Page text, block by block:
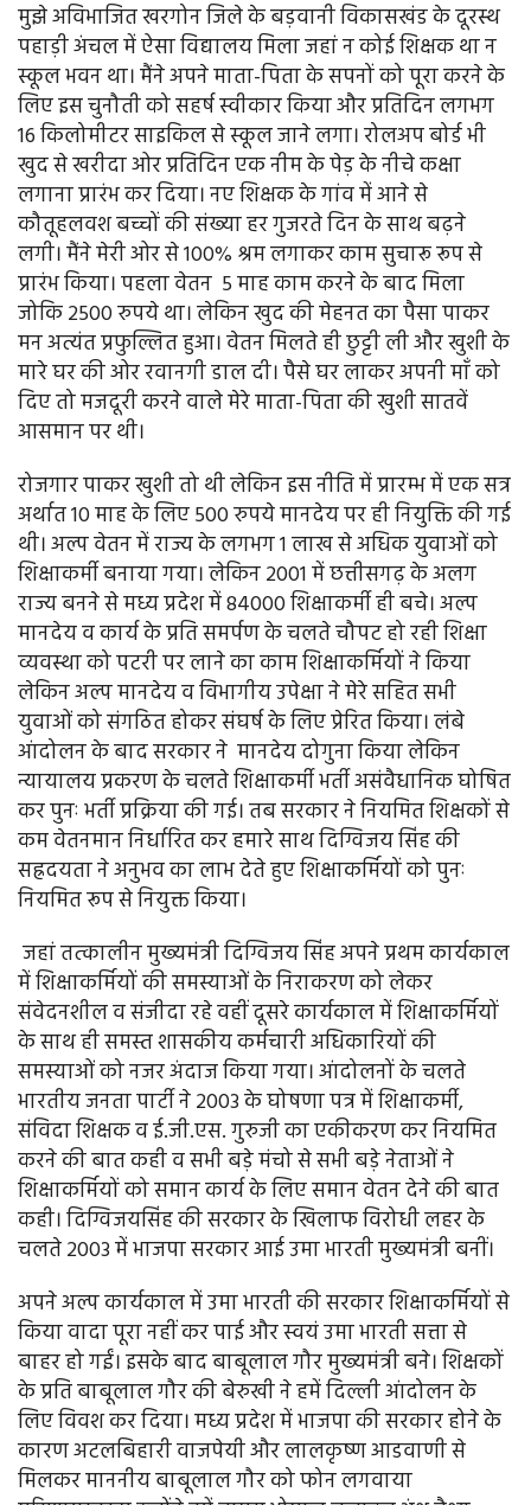
मुझे अविभाजित खरगोन जिले के बड़वानी विकासखंड के दूरस्थ
पहाड़ी अंचल में ऐसा विद्यालय मिला जहां न कोई शिक्षक था न
स्कूल भवन था। मैंने अपने माता-पिता के सपनों को पूरा करने के
लिए इस चुनौती को सहर्ष स्वीकार किया और प्रतिदिन लगभग
16 किलोमीटर साइकिल से स्कूल जाने लगा। रोलअप बोर्ड भी
खुद से खरीदा ओर प्रतिदिन एक नीम के पेड़ के नीचे कक्षा
लगाना प्रारंभ कर दिया। नए शिक्षक के गांव में आने से
कौतूहलवश बच्चों की संख्या हर गुजरते दिन के साथ बढ़ने
लगी। मैंने मेरी ओर से 100% श्रम लगाकर काम सुचारू रूप से
प्रारंभ किया। पहला वेतन 5 माह काम करने के बाद मिला
जोकि 2500 रुपये था। लेकिन खुद की मेहनत का पैसा पाकर
मन अत्यंत प्रफुल्लित हुआ। वेतन मिलते ही छुट्टी ली और खुशी के
मारे घर की ओर रवानगी डाल दी। पैसे घर लाकर अपनी माँ को
दिए तो मजदूरी करने वाले मेरे माता-पिता की खुशी सातवें
आसमान पर थी।
रोजगार पाकर खुशी तो थी लेकिन इस नीति में प्रारम्भ में एक सत्र
अर्थात 10 माह के लिए 500 रुपये मानदेय पर ही नियुक्ति की गई
थी। अल्प वेतन में राज्य के लगभग 1 लाख से अधिक युवाओं को
शिक्षाकर्मी बनाया गया। लेकिन 2001 में छत्तीसगढ़ के अलग
राज्य बनने से मध्य प्रदेश में 84000 शिक्षाकर्मी ही बचे। अल्प
मानदेय व कार्य के प्रति समर्पण के चलते चौपट हो रही शिक्षा
व्यवस्था को पटरी पर लाने का काम शिक्षाकर्मियों ने किया
लेकिन अल्प मानदेय व विभागीय उपेक्षा ने मेरे सहित सभी
युवाओं को संगठित होकर संघर्ष के लिए प्रेरित किया। लंबे
आंदोलन के बाद सरकार ने मानदेय दोगुना किया लेकिन
न्यायालय प्रकरण के चलते शिक्षाकर्मी भर्ती असंवैधानिक घोषित
कर पुनः भर्ती प्रक्रिया की गई। तब सरकार ने नियमित शिक्षकों से
कम वेतनमान निर्धारित कर हमारे साथ दिग्विजय सिंह की
सह्रदयता ने अनुभव का लाभ देते हुए शिक्षाकर्मियों को पुनः
नियमित रूप से नियुक्त किया।
जहां तत्कालीन मुख्यमंत्री दिग्विजय सिंह अपने प्रथम कार्यकाल
में शिक्षाकर्मियों की समस्याओं के निराकरण को लेकर
संवेदनशील व संजीदा रहे वहीं दूसरे कार्यकाल में शिक्षाकर्मियों
के साथ ही समस्त शासकीय कर्मचारी अधिकारियों की
समस्याओं को नजर अंदाज किया गया। आंदोलनों के चलते
भारतीय जनता पार्टी ने 2003 के घोषणा पत्र में शिक्षाकर्मी,
संविदा शिक्षक व ई.जी.एस. गुरुजी का एकीकरण कर नियमित
करने की बात कही व सभी बड़े मंचो से सभी बड़े नेताओं ने
शिक्षाकर्मियों को समान कार्य के लिए समान वेतन देने की बात
कही। दिग्विजयसिंह की सरकार के खिलाफ विरोधी लहर के
चलते 2003 में भाजपा सरकार आई उमा भारती मुख्यमंत्री बनीं।
अपने अल्प कार्यकाल में उमा भारती की सरकार शिक्षाकर्मियों से
किया वादा पूरा नहीं कर पाई और स्वयं उमा भारती सत्ता से
बाहर हो गईं। इसके बाद बाबूलाल गौर मुख्यमंत्री बने। शिक्षकों
के प्रति बाबूलाल गौर की बेरुखी ने हमें दिल्ली आंदोलन के
लिए विवश कर दिया। मध्य प्रदेश में भाजपा की सरकार होने के
कारण अटलबिहारी वाजपेयी और लालकृष्ण आडवाणी से
मिलकर माननीय बाबूलाल गौर को फोन लगवाया